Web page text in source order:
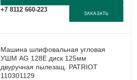
+7 8112 660-223
ЗАКАЗАТЬ
Машина шлифовальная угловая
УШМ AG 128E диск 125мм
двуручная пылезащ. PATRIOT
110301129